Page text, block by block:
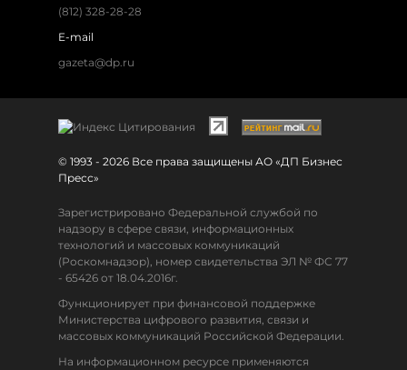
(812) 328-28-28
E-mail
gazeta@dp.ru
© 1993 - 2026 Все права защищены АО «ДП Бизнес
Пресс»
Зарегистрировано Федеральной службой по
надзору в сфере связи, информационных
технологий и массовых коммуникаций
(Роскомнадзор), номер свидетельства ЭЛ № ФС 77
- 65426 от 18.04.2016г.
Функционирует при финансовой поддержке
Министерства цифрового развития, связи и
массовых коммуникаций Российской Федерации.
На информационном ресурсе применяются